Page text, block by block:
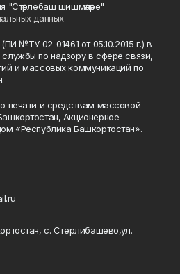
шишмәләре"
данных
№ТУ 02-01461 от 05.10.2015 г.) в
по надзору в сфере связи,
и массовых коммуникаций по
печати и средствам массовой
Акционерное
«Республика Башкортостан».
c. Стерлибашево,ул.